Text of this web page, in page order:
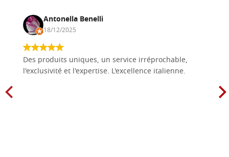
Antonella Benelli
18/12/2025
Des produits uniques, un service irréprochable,
l'exclusivité et l'expertise. L'excellence italienne.